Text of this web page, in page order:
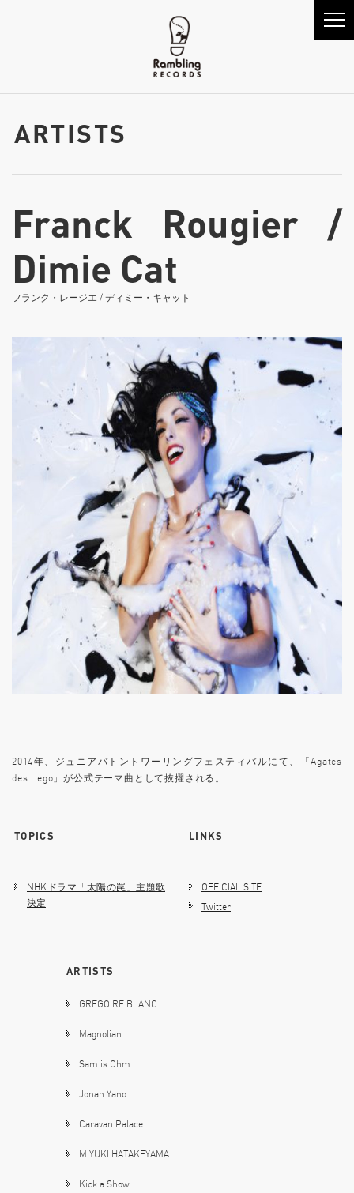
ARTISTS
Franck Rougier /
Dimie Cat
フランク・レージエ / ディミー・キャット
2014年、ジュニアバトントワーリングフェスティバルにて、「Agates
des Lego」が公式テーマ曲として抜擢される。
TOPICS
NHKドラマ「太陽の罠」主題歌
決定
LINKS
OFFICIAL SITE
Twitter
ARTISTS
GREGOIRE BLANC
Magnolian
Sam is Ohm
Jonah Yano
Caravan Palace
MIYUKI HATAKEYAMA
Kick a Show